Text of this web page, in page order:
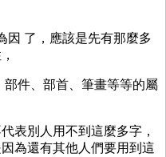
因 了，應該是先有那麼多
件、部首、筆畫等等的屬
表別人用不到這麼多字，
為還有其他人們要用到這